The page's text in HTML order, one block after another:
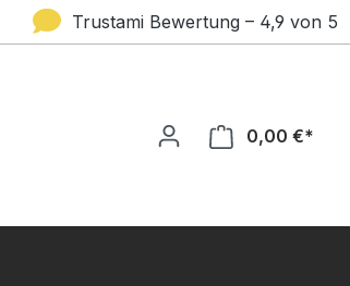
Trustami Bewertung – 4,9 von 5
0,00 €*